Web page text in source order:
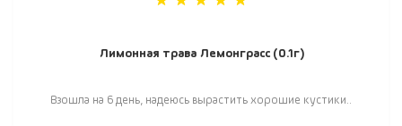
Лимонная трава Лемонграсс (0.1г)
Взошла на 6 день, надеюсь вырастить хорошие кустики..